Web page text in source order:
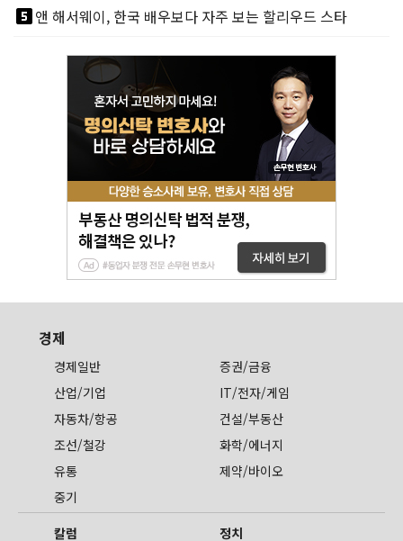
looks_5앤 해서웨이, 한국 배우보다 자주 보는 할리우드 스타
경제
경제일반
증권/금융
산업/기업
IT/전자/게임
자동차/항공
건설/부동산
조선/철강
화학/에너지
유통
제약/바이오
중기
칼럼
정치